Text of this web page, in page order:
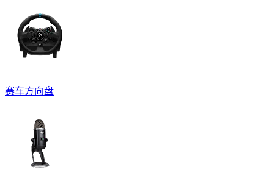
赛车方向盘